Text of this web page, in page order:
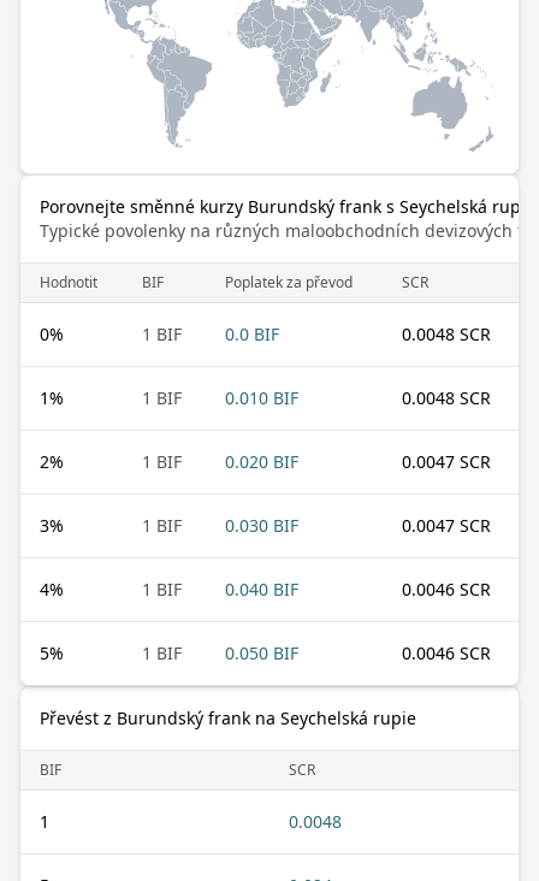
Porovnejte směnné kurzy Burundský frank s Seychelská rupie
Typické povolenky na různých maloobchodních devizových
Hodnotit BIF Poplatek za převod SCR
0% 1 BIF 0.0 BIF 0.0048 SCR
1% 1 BIF 0.010 BIF 0.0048 SCR
2% 1 BIF 0.020 BIF 0.0047 SCR
3% 1 BIF 0.030 BIF 0.0047 SCR
4% 1 BIF 0.040 BIF 0.0046 SCR
5% 1 BIF 0.050 BIF 0.0046 SCR
Převést z Burundský frank na Seychelská rupie
BIF SCR
1 0.0048